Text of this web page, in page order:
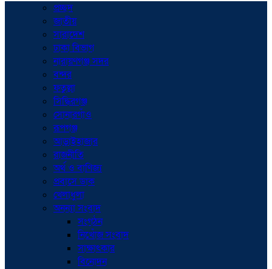
প্রচ্ছদ
জাতীয়
সারাদেশ
ঢাকা বিভাগ
নারায়ণগঞ্জ সদর
বন্দর
ফতুল্লা
সিদ্ধিরগঞ্জ
সোনারগাঁও
রূপগঞ্জ
আড়াইহাজার
রাজনীতি
অর্থ ও বাণিজ্য
প্রবাসে ডাক
খেলাধুলা
অনন্যা সংবাদ
সংগঠন
নিখোঁজ সংবাদ
সাক্ষাৎকার
বিনোদন